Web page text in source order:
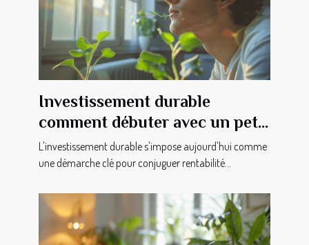
Investissement durable
comment débuter avec un petit
budget
L'investissement durable s'impose aujourd'hui comme
une démarche clé pour conjuguer rentabilité...